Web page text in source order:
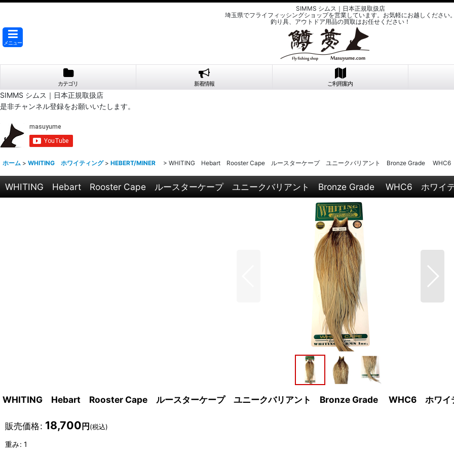
SIMMS シムス｜日本正規取扱店
埼玉県でフライフィッシングショップを営業しています。お気軽にお越しください。
釣り具、アウトドア用品の買取はお任せください！
メニュー
カテゴリ 新着情報 ご利用案内
SIMMS シムス｜日本正規取扱店
是非チャンネル登録をお願いいたします。
ホーム > WHITING ホワイティング > HEBERT/MINER > WHITING Hebart Rooster Cape ルースターケープ ユニークバリアント Bronze Grade
WHITING Hebart Rooster Cape ルースターケープ ユニークバリアント Bronze Grade WHC6 ホワイ
WHITING Hebart Rooster Cape ルースターケープ ユニークバリアント Bronze Grade WHC6 ホワイ
販売価格: 18,700 円 (税込)
重み: 1